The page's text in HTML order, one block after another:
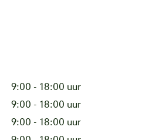
9:00 - 18:00 uur
9:00 - 18:00 uur
9:00 - 18:00 uur